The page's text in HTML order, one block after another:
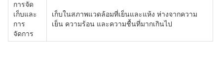
การจัด
เก็บและ
การ
จัดการ
เก็บในสภาพแวดล้อมที่เย็นและแห้ง ห่างจากความ
เย็น ความร้อน และความชื้นที่มากเกินไป